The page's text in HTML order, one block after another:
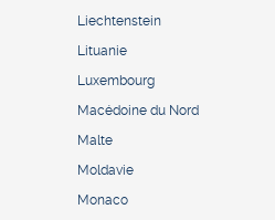
Liechtenstein
Lituanie
Luxembourg
Macédoine du Nord
Malte
Moldavie
Monaco